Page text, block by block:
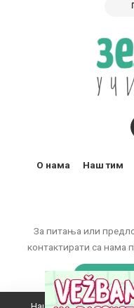
За питања или
контактирати са нама
О нама Наш тим